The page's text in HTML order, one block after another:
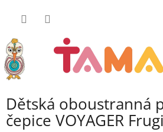
Dětská oboustranná
čepice VOYAGER Frugi